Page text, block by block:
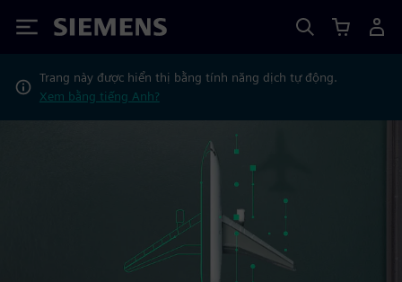
Siemens
Trang này được hiển thị bằng tính năng dịch tự động.
Xem bằng tiếng Anh?